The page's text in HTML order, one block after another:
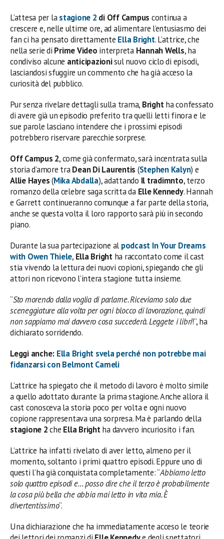
L’attesa per la stagione 2 di Off Campus continua a
crescere e, nelle ultime ore, ad alimentare l’entusiasmo dei
fan ci ha pensato direttamente Ella Bright. L’attrice, che
nella serie di Prime Video interpreta Hannah Wells, ha
condiviso alcune anticipazionisul nuovo ciclo di episodi,
lasciandosi sfuggire un commento che ha già acceso la
curiosità del pubblico.
Pur senza rivelare dettagli sulla trama, Brightha confessato
di avere già un episodio preferito tra quelli letti finora e le
sue parole lasciano intendere che i prossimi episodi
potrebbero riservare parecchie sorprese.
Off Campus 2, come già confermato, sarà incentrata sulla
storia d’amore traDean Di Laurentis (Stephen Kalyn) e
Allie Hayes(Mika Abdalla), adattando Il tradimnto, terzo
romanzo della celebre saga scritta da Elle Kennedy. Hannah
e Garrett continueranno comunque a far parte della storia,
anche se questa volta il loro rapporto sarà più in secondo
piano.
Durante la sua partecipazione al podcast In Your Dreams
with Owen Thiele, Ella Brightha raccontato come il cast
stia vivendo la lettura dei nuovi copioni, spiegando che gli
attori non ricevono l’intera stagione tutta insieme.
“Sto morendo dalla voglia di parlarne. Riceviamo solo due
sceneggiature alla volta per ogni blocco di lavorazione, quindi
non sappiamo mai davvero cosa succederà. Leggete i libri!”, ha
dichiarato sorridendo.
Leggi anche: Ella Bright svela perché non potrebbe mai
fidanzarsi con Belmont Cameli
L’attrice ha spiegato che il metodo di lavoro è molto simile
a quello adottato durante la prima stagione. Anche allora il
cast conosceva la storia poco per volta e ogni nuovo
copione rappresentava una sorpresa. Ma è parlando della
stagione 2che Ella Brightha davvero incuriosito i fan.
L’attrice ha infatti rivelato di aver letto, almeno per il
momento, soltanto i primi quattro episodi. Eppure uno di
questi l’ha già conquistata completamente: “Abbiamo letto
solo quattro episodi e… posso dire che il terzo è probabilmente
la cosa più bella che abbia mai letto in vita mia. È
divertentissimo“.
Una dichiarazione che ha immediatamente acceso le teorie